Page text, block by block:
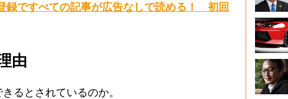
録ですべての記事が広告なしで読める！ 初回
由
るとされているのか。